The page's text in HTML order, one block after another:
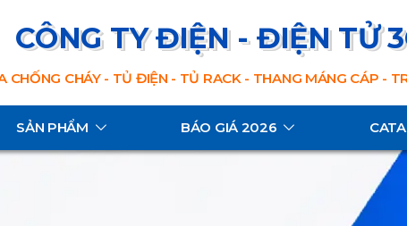
CÔNG TY ĐIỆN - ĐIỆN TỬ
CHỐNG CHÁY - TỦ ĐIỆN - TỦ RACK - THANG MÁNG CÁP -
SẢN PHẨM BÁO GIÁ 2026